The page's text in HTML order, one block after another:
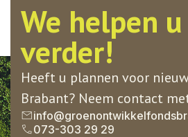
We helpen
verder!
Heeft u plannen voor
Brabant? Neem contact
073-303 29 29